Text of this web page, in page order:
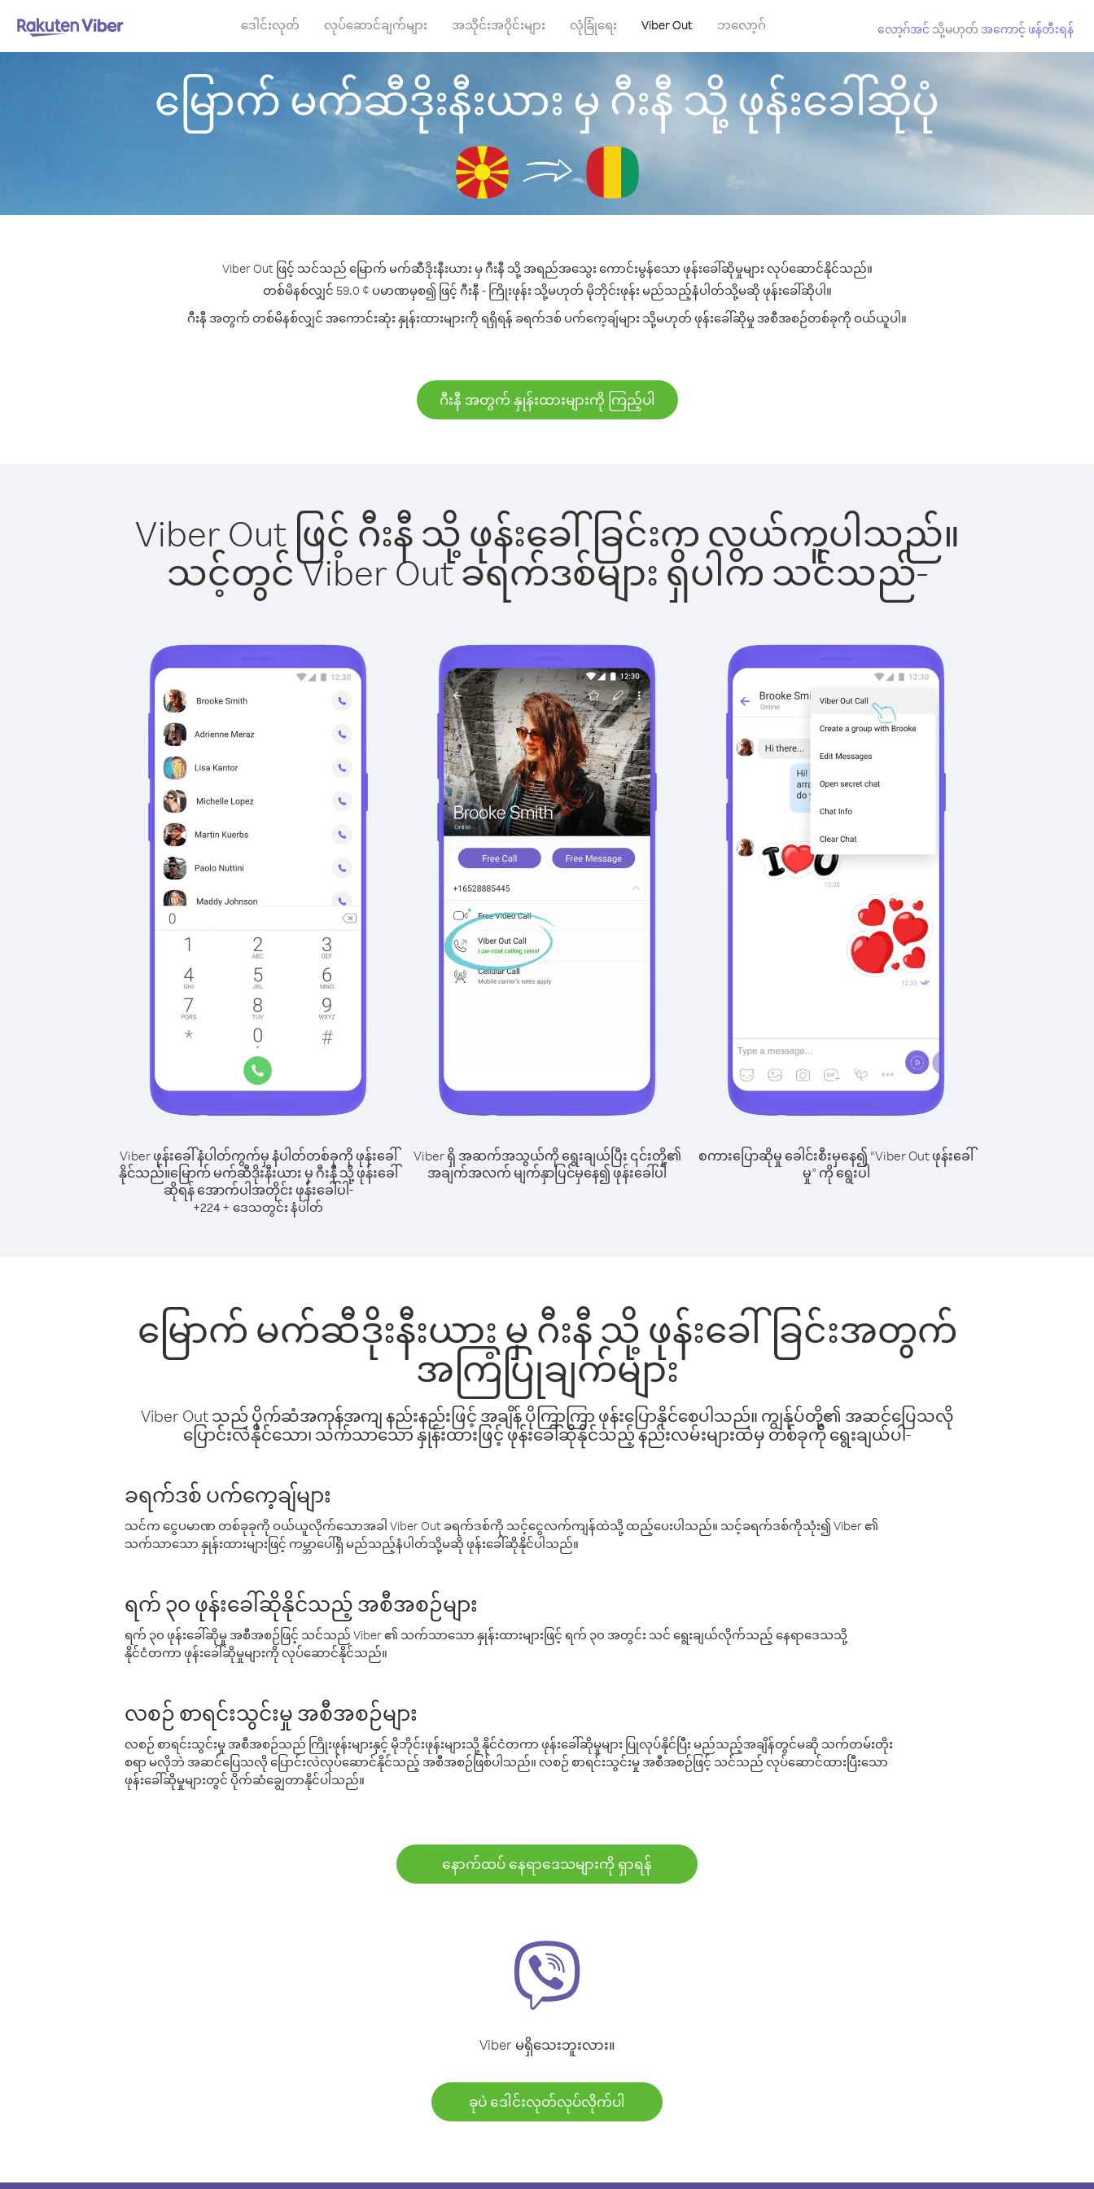
ဒေါင်းလုတ် လုပ်ဆောင်ချက်များ အသိုင်းအဝိုင်းများ လုံခြုံရေး Viber Out ဘလော့ဂ် လော့ဂ်အင် သို့မဟုတ် အကောင့် ဖန်တီးရန်
မြောက် မက်ဆီဒိုးနီးယား မှ ဂီးနီ သို့ ဖုန်းခေါ်ဆိုပုံ
Viber Out ဖြင့် သင်သည် မြောက် မက်ဆီဒိုးနီးယား မှ ဂီးနီ သို့ အရည်အသွေး ကောင်းမွန်သော ဖုန်းခေါ်ဆိုမှုများ လုပ်ဆောင်နိုင်သည်။
တစ်မိနစ်လျှင် 59.0 ¢ ပမာဏမှစ၍ ဖြင့် ဂီးနီ - ကြိုးဖုန်း သို့မဟုတ် မိုဘိုင်းဖုန်း မည်သည့်နံပါတ်သို့မဆို ဖုန်းခေါ်ဆိုပါ။
ဂီးနီ အတွက် တစ်မိနစ်လျှင် အကောင်းဆုံး နှုန်းထားများကို ရရှိရန် ခရက်ဒစ် ပက်ကေ့ချ်များ သို့မဟုတ် ဖုန်းခေါ်ဆိုမှု အစီအစဉ်တစ်ခုကို ဝယ်ယူပါ။
ဂီးနီ အတွက် နှုန်းထားများကို ကြည့်ပါ
Viber Out ဖြင့် ဂီးနီ သို့ ဖုန်းခေါ်ခြင်းက လွယ်ကူပါသည်။
သင့်တွင် Viber Out ခရက်ဒစ်များ ရှိပါက သင်သည်-
Viber ဖုန်းခေါ်နံပါတ်ကွက်မှ နံပါတ်တစ်ခုကို ဖုန်းခေါ်
နိုင်သည်။မြောက် မက်ဆီဒိုးနီးယား မှ ဂီးနီ သို့ ဖုန်းခေါ်
ဆိုရန် အောက်ပါအတိုင်း ဖုန်းခေါ်ပါ-
+224 + ဒေသတွင်း နံပါတ်
Viber ရှိ အဆက်အသွယ်ကို ရွေးချယ်ပြီး ၎င်းတို့၏
အချက်အလက် မျက်နှာပြင်မှနေ၍ ဖုန်းခေါ်ပါ
စကားပြောဆိုမှု ခေါင်းစီးမှနေ၍ “Viber Out ဖုန်းခေါ်
မှု” ကို ရွေးပါ
မြောက် မက်ဆီဒိုးနီးယား မှ ဂီးနီ သို့ ဖုန်းခေါ်ခြင်းအတွက်
အကြံပြုချက်များ
Viber Out သည် ပိုက်ဆံအကုန်အကျ နည်းနည်းဖြင့် အချိန် ပိုကြာကြာ ဖုန်းပြောနိုင်စေပါသည်။ ကျွန်ုပ်တို့၏ အဆင်ပြေသလို
ပြောင်းလဲနိုင်သော၊ သက်သာသော နှုန်းထားဖြင့် ဖုန်းခေါ်ဆိုနိုင်သည့် နည်းလမ်းများထဲမှ တစ်ခုကို ရွေးချယ်ပါ-
ခရက်ဒစ် ပက်ကေ့ချ်များ
သင်က ငွေပမာဏ တစ်ခုခုကို ဝယ်ယူလိုက်သောအခါ Viber Out ခရက်ဒစ်ကို သင့်ငွေလက်ကျန်ထဲသို့ ထည့်ပေးပါသည်။ သင့်ခရက်ဒစ်ကိုသုံး၍ Viber ၏
သက်သာသော နှုန်းထားများဖြင့် ကမ္ဘာပေါ်ရှိ မည်သည့်နံပါတ်သို့မဆို ဖုန်းခေါ်ဆိုနိုင်ပါသည်။
ရက် ၃၀ ဖုန်းခေါ်ဆိုနိုင်သည့် အစီအစဉ်များ
ရက် ၃၀ ဖုန်းခေါ်ဆိုမှု အစီအစဉ်ဖြင့် သင်သည် Viber ၏ သက်သာသော နှုန်းထားများဖြင့် ရက် ၃၀ အတွင်း သင် ရွေးချယ်လိုက်သည့် နေရာဒေသသို့
နိုင်ငံတကာ ဖုန်းခေါ်ဆိုမှုများကို လုပ်ဆောင်နိုင်သည်။
လစဉ် စာရင်းသွင်းမှု အစီအစဉ်များ
လစဉ် စာရင်းသွင်းမှု အစီအစဉ်သည် ကြိုးဖုန်းများနှင့် မိုဘိုင်းဖုန်းများသို့ နိုင်ငံတကာ ဖုန်းခေါ်ဆိုမှုများ ပြုလုပ်နိုင်ပြီး မည်သည့်အချိန်တွင်မဆို သက်တမ်းတိုး
စရာ မလိုဘဲ အဆင်ပြေသလို ပြောင်းလဲလုပ်ဆောင်နိုင်သည့် အစီအစဉ်ဖြစ်ပါသည်။ လစဉ် စာရင်းသွင်းမှု အစီအစဉ်ဖြင့် သင်သည် လုပ်ဆောင်ထားပြီးသော
ဖုန်းခေါ်ဆိုမှုများတွင် ပိုက်ဆံချွေတာနိုင်ပါသည်။
နောက်ထပ် နေရာဒေသများကို ရှာရန်
Viber မရှိသေးဘူးလား။
ခုပဲ ဒေါင်းလုတ်လုပ်လိုက်ပါ